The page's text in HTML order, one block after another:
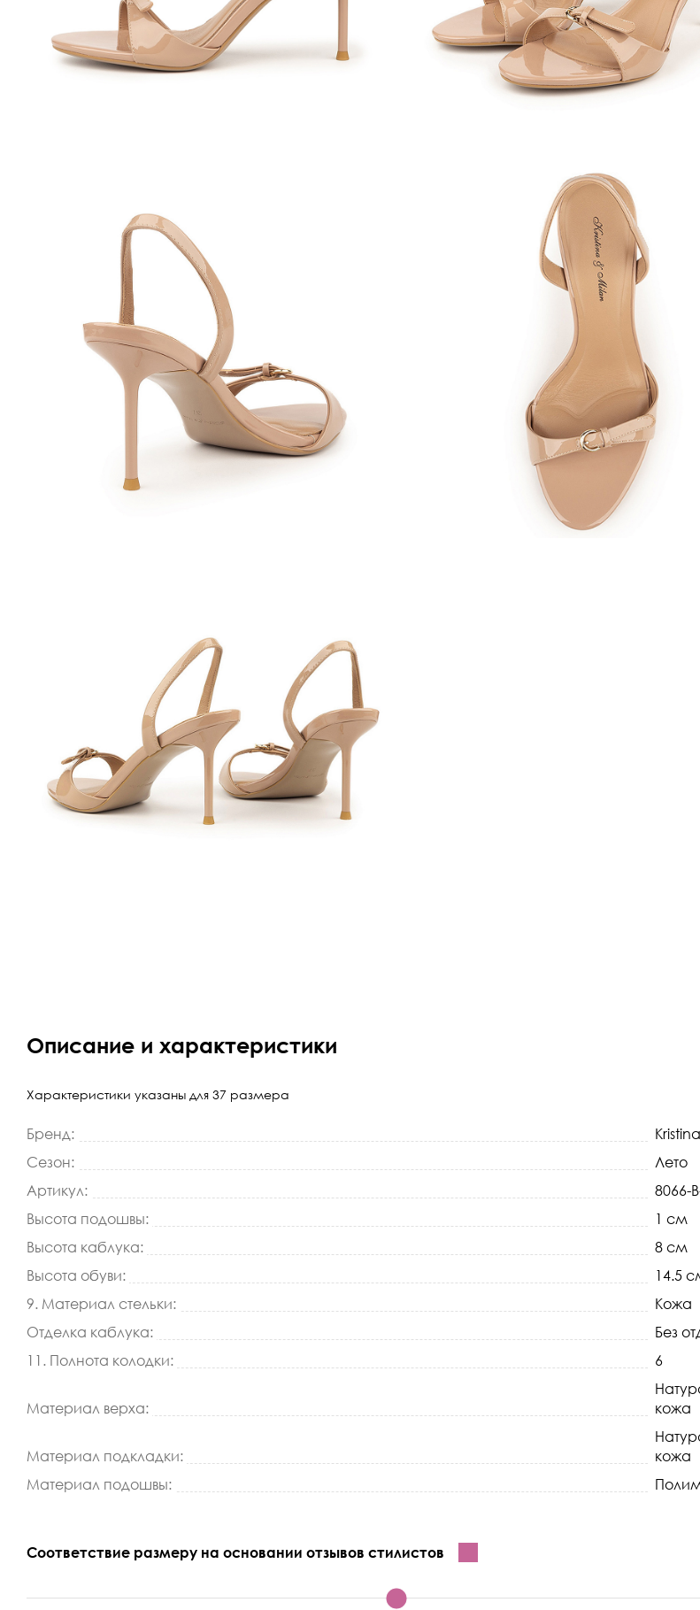
Кроссовки
Мюли
Описание и характеристики
Характеристики указаны для 37 размера
Бренд:
Сезон:
Лето
Артикул:
8066-
Высота подошвы:
1 см
Высота каблука:
8 см
Высота обуви:
14.5
9. Материал стельки:
Кожа
Отделка каблука:
Без
11. Полнота колодки:
6
Материал верха:
кожа
Материал подкладки:
кожа
Материал подошвы:
Соответствие размеру на основании отзывов стилистов